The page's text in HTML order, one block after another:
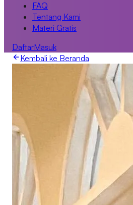
FAQ
Tentang Kami
Materi Gratis
DaftarMasuk
Kembali ke Beranda